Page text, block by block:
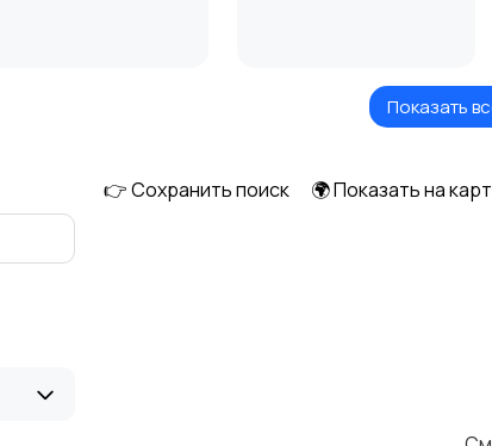
Текстиль и ковры
Показать
👉 Сохранить поиск 🌍 Показать на